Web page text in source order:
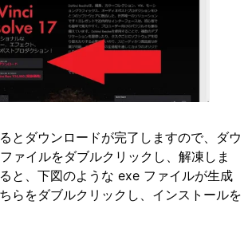
とダウンロードが完了しますので、ダウ
ァイルをダブルクリックし、解凍しま
と、下図のような exe ファイルが生成
らをダブルクリックし、インストールを